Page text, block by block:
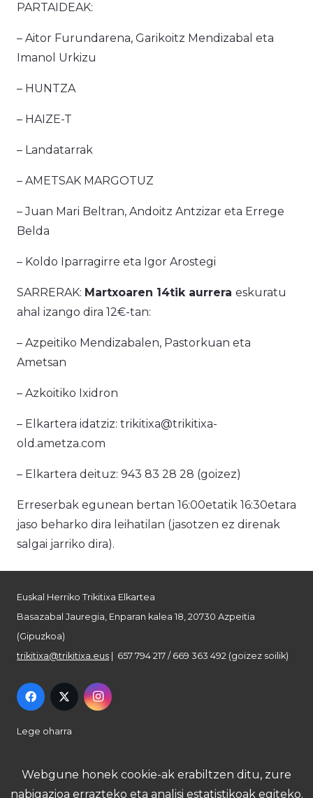
PARTAIDEAK:
– Aitor Furundarena, Garikoitz Mendizabal eta
Imanol Urkizu
– HUNTZA
– HAIZE-T
– Landatarrak
– AMETSAK MARGOTUZ
– Juan Mari Beltran, Andoitz Antzizar eta Errege
Belda
– Koldo Iparragirre eta Igor Arostegi
SARRERAK: Martxoaren 14tik aurrera eskuratu
ahal izango dira 12€-tan:
– Azpeitiko Mendizabalen, Pastorkuan eta
Ametsan
– Azkoitiko Ixidron
– Elkartera idatziz: trikitixa@trikitixa-
old.ametza.com
– Elkartera deituz: 943 83 28 28 (goizez)
Erreserbak egunean bertan 16:00etatik 16:30etara
jaso beharko dira leihatilan (jasotzen ez direnak
salgai jarriko dira).
Euskal Herriko Trikitixa Elkartea
Basazabal Jauregia, Enparan kalea 18, 20730 Azpeitia
(Gipuzkoa)
trikitixa@trikitixa.eus | 657 794 217 / 669 363 492 (goizez soilik)
Lege oharra
Pribatutasun politika
Webgune honek cookie-ak erabiltzen ditu, zure
nabigazioa errazteko eta analisi estatistikoak egiteko.